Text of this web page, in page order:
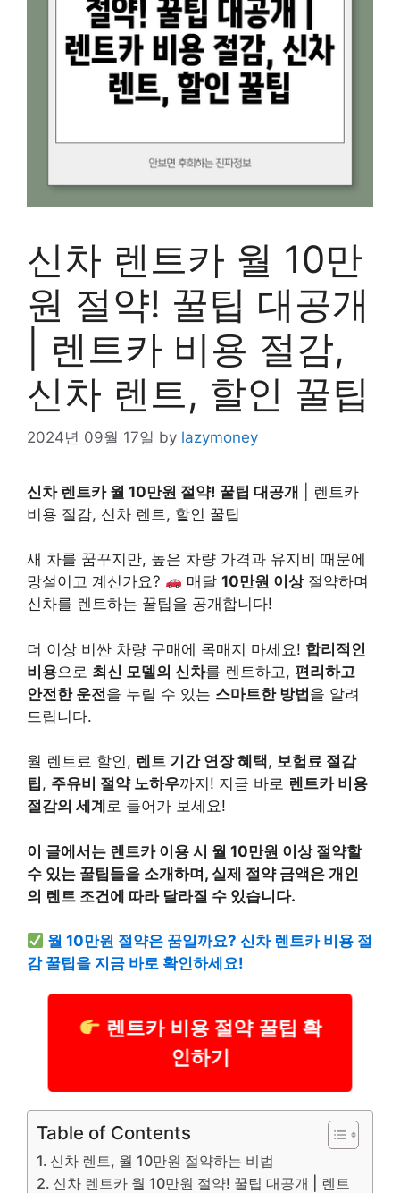
신차 렌트카 월 10만
원 절약! 꿀팁 대공개
| 렌트카 비용 절감,
신차 렌트, 할인 꿀팁
2024년 09월 17일 by lazymoney
신차 렌트카 월 10만원 절약! 꿀팁 대공개 | 렌트카
비용 절감, 신차 렌트, 할인 꿀팁
새 차를 꿈꾸지만, 높은 차량 가격과 유지비 때문에
망설이고 계신가요?
매달10만원 이상절약하며
신차를 렌트하는 꿀팁을 공개합니다!
더 이상 비싼 차량 구매에 목매지 마세요! 합리적인
비용으로 최신 모델의 신차를 렌트하고, 편리하고
안전한 운전을 누릴 수 있는 스마트한 방법을 알려
드립니다.
월 렌트료 할인, 렌트 기간 연장 혜택, 보험료 절감
팁, 주유비 절약 노하우까지! 지금 바로 렌트카 비용
절감의 세계 로 들어가 보세요!
이 글에서는 렌트카 이용 시 월 10만원 이상 절약할
수 있는 꿀팁들을 소개하며, 실제 절약 금액은 개인
의 렌트 조건에 따라 달라질 수 있습니다.
월 10만원 절약은 꿈일까요? 신차 렌트카 비용 절
감 꿀팁을 지금 바로 확인하세요!
렌트카 비용 절약 꿀팁 확
인하기
Table of Contents
신차 렌트, 월 10만원 절약하는 비법
신차 렌트카 월 10만원 절약! 꿀팁 대공개 | 렌트